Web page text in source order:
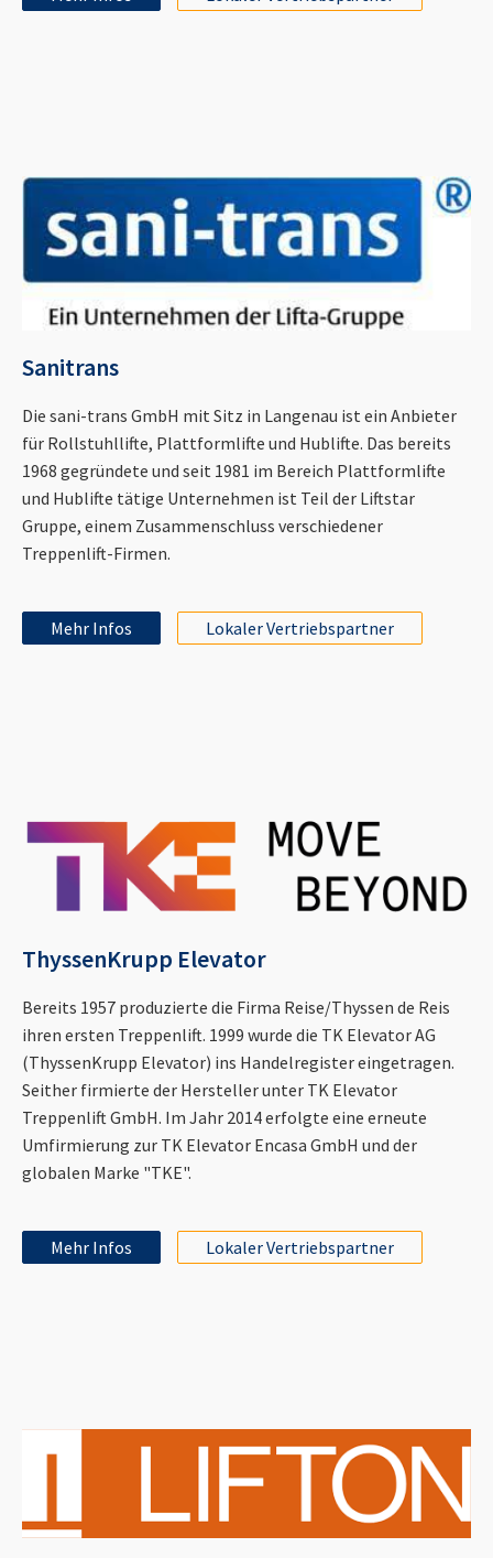
Sanitrans
Die sani-trans GmbH mit Sitz in Langenau ist ein Anbieter
für Rollstuhllifte, Plattformlifte und Hublifte. Das bereits
1968 gegründete und seit 1981 im Bereich Plattformlifte
und Hublifte tätige Unternehmen ist Teil der Liftstar
Gruppe, einem Zusammenschluss verschiedener
Treppenlift-Firmen.
Mehr Infos Lokaler Vertriebspartner
ThyssenKrupp Elevator
Bereits 1957 produzierte die Firma Reise/Thyssen de Reis
ihren ersten Treppenlift. 1999 wurde die TK Elevator AG
(ThyssenKrupp Elevator) ins Handelregister eingetragen.
Seither firmierte der Hersteller unter TK Elevator
Treppenlift GmbH. Im Jahr 2014 erfolgte eine erneute
Umfirmierung zur TK Elevator Encasa GmbH und der
globalen Marke "TKE".
Mehr Infos Lokaler Vertriebspartner